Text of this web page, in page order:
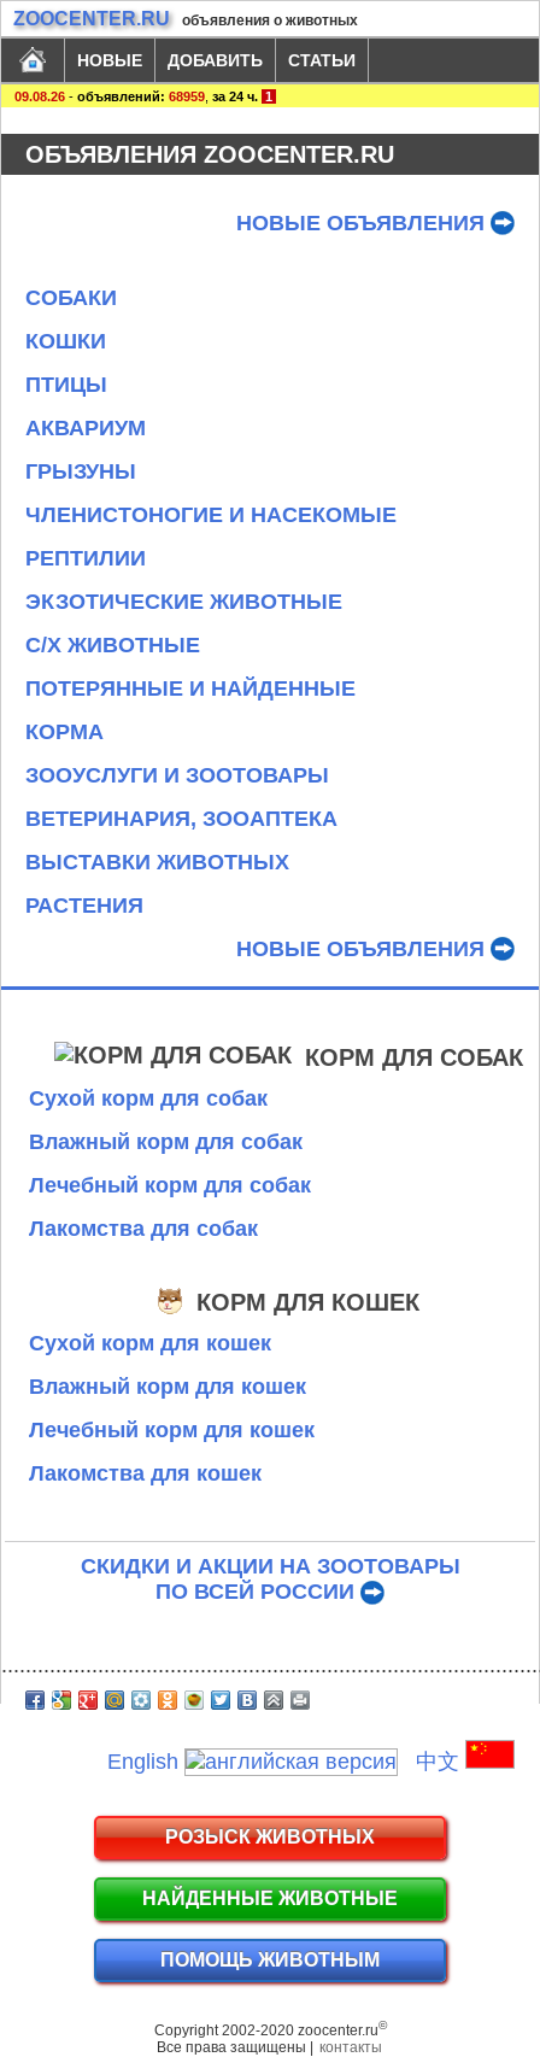
ZOOCENTER.RU объявления о животных
НОВЫЕ ДОБАВИТЬ СТАТЬИ
09.08.26 - объявлений: 68959 за 24 ч. 1
ОБЪЯВЛЕНИЯ ZOOCENTER.RU
НОВЫЕ ОБЪЯВЛЕНИЯ
СОБАКИ
КОШКИ
ПТИЦЫ
АКВАРИУМ
ГРЫЗУНЫ
ЧЛЕНИСТОНОГИЕ И НАСЕКОМЫЕ
РЕПТИЛИИ
ЭКЗОТИЧЕСКИЕ ЖИВОТНЫЕ
С/Х ЖИВОТНЫЕ
ПОТЕРЯННЫЕ И НАЙДЕННЫЕ
КОРМА
ЗООУСЛУГИ И ЗООТОВАРЫ
ВЕТЕРИНАРИЯ, ЗООАПТЕКА
ВЫСТАВКИ ЖИВОТНЫХ
РАСТЕНИЯ
НОВЫЕ ОБЪЯВЛЕНИЯ
КОРМ ДЛЯ СОБАК
Сухой корм для собак
Влажный корм для собак
Лечебный корм для собак
Лакомства для собак
КОРМ ДЛЯ КОШЕК
Сухой корм для кошек
Влажный корм для кошек
Лечебный корм для кошек
Лакомства для кошек
СКИДКИ И АКЦИИ НА ЗООТОВАРЫ
ПО ВСЕЙ РОССИИ
English 中文
РОЗЫСК ЖИВОТНЫХ
НАЙДЕННЫЕ ЖИВОТНЫЕ
ПОМОЩЬ ЖИВОТНЫМ
Copyright 2002-2020 zoocenter.ru©
Все права защищены | контакты